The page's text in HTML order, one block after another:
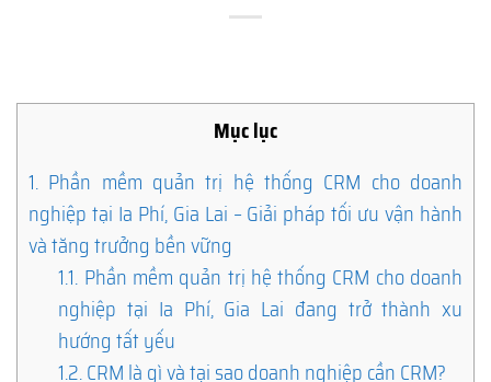
Mục lục
1. Phần mềm quản trị hệ thống CRM cho doanh
nghiệp tại Ia Phí, Gia Lai – Giải pháp tối ưu vận hành
và tăng trưởng bền vững
1.1. Phần mềm quản trị hệ thống CRM cho doanh
nghiệp tại Ia Phí, Gia Lai đang trở thành xu
hướng tất yếu
1.2.CRM là gì và tại sao doanh nghiệp cần CRM?